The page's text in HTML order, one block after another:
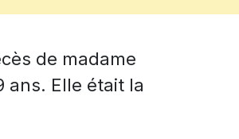
de madame
ans. Elle était la